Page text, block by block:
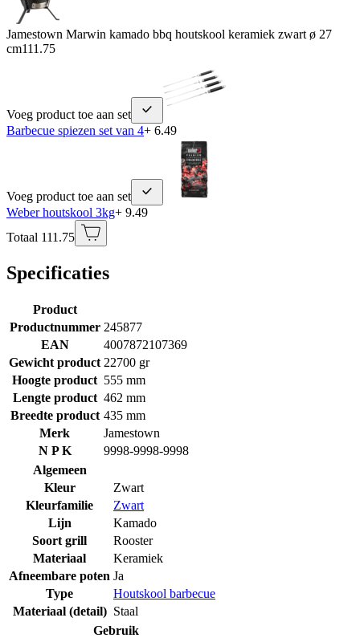
Jamestown Marwin kamado bbq houtskool keramiek zwart ø 27
cm111.75
Voeg product toe aan set
Barbecue spiezen set van 4+ 6.49
Voeg product toe aan set
Weber houtskool 3kg+ 9.49
Totaal 111.75
Specificaties
Product
Productnummer 245877
EAN
4007872107369
Gewicht product 22700 gr
Hoogte product 555 mm
Lengte product 462 mm
Breedte product 435 mm
Merk
Jamestown
N P K
9998-9998-9998
Algemeen
Kleur
Zwart
Kleurfamilie
Zwart
Lijn
Kamado
Soort grill
Rooster
Materiaal
Keramiek
Afneembare poten Ja
Type
Houtskool barbecue
Materiaal (detail) Staal
Gebruik